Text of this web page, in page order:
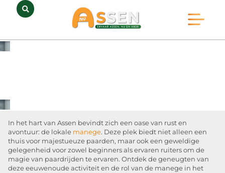
In het hart van Assen bevindt zich een oase van rust en
avontuur: de lokale manege. Deze plek biedt niet alleen een
thuis voor majestueuze paarden, maar ook een geweldige
gelegenheid voor zowel beginners als ervaren ruiters om de
magie van paardrijden te ervaren. Ontdek de geneugten van
deze eeuwenoude activiteit en de rol van de manege in het